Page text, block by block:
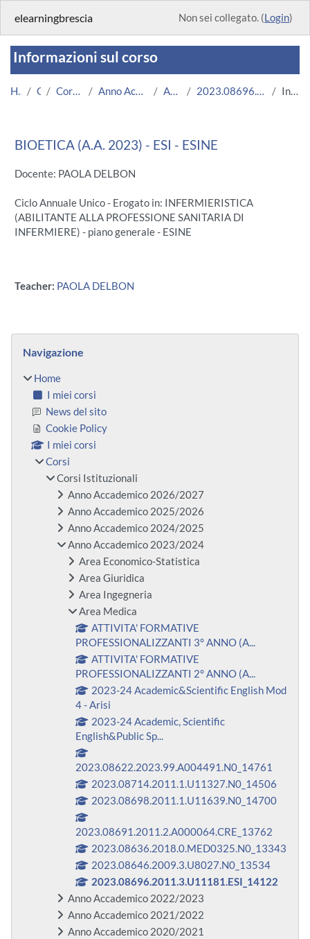
elearningbrescia Non sei collegato. (Login)
Informazioni sul corso
Home Corsi Corsi Istituzionali Anno Accademico 2023/2024 Area Medica 2023.08696.2011.3.U11181.ESI_14122 Introduzione
BIOETICA (A.A. 2023) - ESI - ESINE
Docente: PAOLA DELBON
Ciclo Annuale Unico - Erogato in: INFERMIERISTICA
(ABILITANTE ALLA PROFESSIONE SANITARIA DI
INFERMIERE) - piano generale - ESINE
Teacher: PAOLA DELBON
Blocchi
Navigazione
Home
I miei corsi
News del sito
Cookie Policy
I miei corsi
Corsi
Corsi Istituzionali
Anno Accademico 2026/2027
Anno Accademico 2025/2026
Anno Accademico 2024/2025
Anno Accademico 2023/2024
Area Economico-Statistica
Area Giuridica
Area Ingegneria
Area Medica
ATTIVITA' FORMATIVE
PROFESSIONALIZZANTI 3° ANNO (A...
ATTIVITA' FORMATIVE
PROFESSIONALIZZANTI 2° ANNO (A...
2023-24 Academic&Scientific English Mod
4 - Arisi
2023-24 Academic, Scientific
English&Public Sp...
2023.08622.2023.99.A004491.N0_14761
2023.08714.2011.1.U11327.N0_14506
2023.08698.2011.1.U11639.N0_14700
2023.08691.2011.2.A000064.CRE_13762
2023.08636.2018.0.MED0325.N0_13343
2023.08646.2009.3.U8027.N0_13534
2023.08696.2011.3.U11181.ESI_14122
Anno Accademico 2022/2023
Anno Accademico 2021/2022
Anno Accademico 2020/2021